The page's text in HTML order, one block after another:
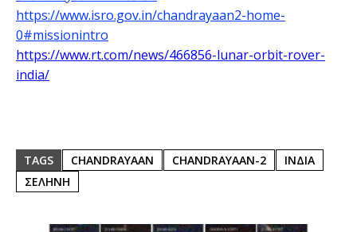
https://www.isro.gov.in/chandrayaan2-home-
0#missionintro
https://www.rt.com/news/466856-lunar-orbit-rover-
india/
TAGS CHANDRAYAAN CHANDRAYAAN-2
ΙΝΔΙΑ
ΣΕΛΗΝΗ